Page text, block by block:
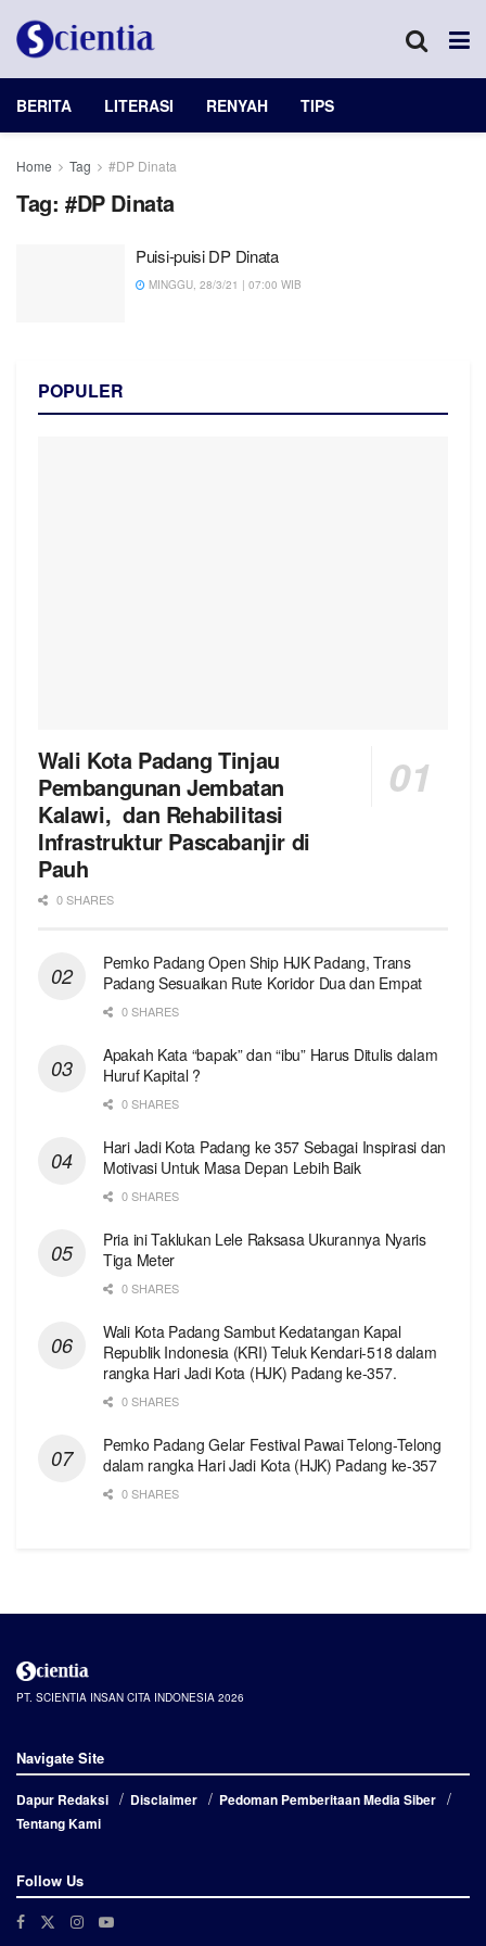
BERITA LITERASI RENYAH TIPS
Home Tag #DP Dinata
Tag: #DP Dinata
Puisi-puisi DP Dinata
MINGGU, 28/3/21 | 07:00 WIB
POPULER
Wali Kota Padang Tinjau
Pembangunan Jembatan
Kalawi, dan Rehabilitasi
Infrastruktur Pascabanjir di
Pauh
0 SHARES
Pemko Padang Open Ship HJK Padang, Trans
Padang Sesuaikan Rute Koridor Dua dan Empat
0 SHARES
Apakah Kata “bapak” dan “ibu” Harus Ditulis dalam
Huruf Kapital ?
0 SHARES
Hari Jadi Kota Padang ke 357 Sebagai Inspirasi dan
Motivasi Untuk Masa Depan Lebih Baik
0 SHARES
Pria ini Taklukan Lele Raksasa Ukurannya Nyaris
Tiga Meter
0 SHARES
Wali Kota Padang Sambut Kedatangan Kapal
Republik Indonesia (KRI) Teluk Kendari-518 dalam
rangka Hari Jadi Kota (HJK) Padang ke-357.
0 SHARES
Pemko Padang Gelar Festival Pawai Telong-Telong
dalam rangka Hari Jadi Kota (HJK) Padang ke-357
0 SHARES
PT. SCIENTIA INSAN CITA INDONESIA 2026
Navigate Site
Dapur Redaksi Disclaimer
Pedoman Pemberitaan Media Siber
Tentang Kami
Follow Us